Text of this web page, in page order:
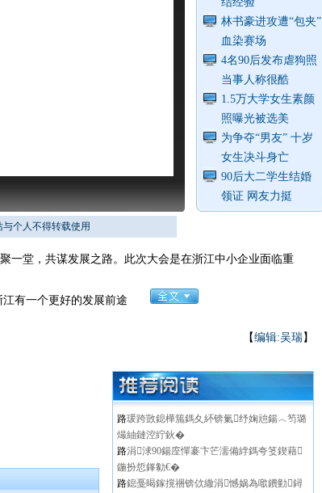
林书豪进攻遭“包夹”
血染赛场
4名90后发布虐狗照
当事人称很酷
1.5万大学女生素颜
照曝光被选美
为争夺“男友” 十岁
女生决斗身亡
90后大二学生结婚
领证 网友力挺
个人不得转载使用
堂，共谋发展之路。此次大会是在浙江中小企业面临重
江有一个更好的发展前途
【编辑:吴瑞】
路瑗跨敳鎴樺箷鎷夊紑锛氭纾婅兘鍚︿笉璐
熶紬鏈涳紵鈥�
路涓浗90鍚庢憚褰卞笀濡備綍鎷夸笅鍥藉
鍦扮悊鎽勨€�
路鎴戞暍鎵撹祵锛佽繖涓憾娲為噷鐨勭鐞